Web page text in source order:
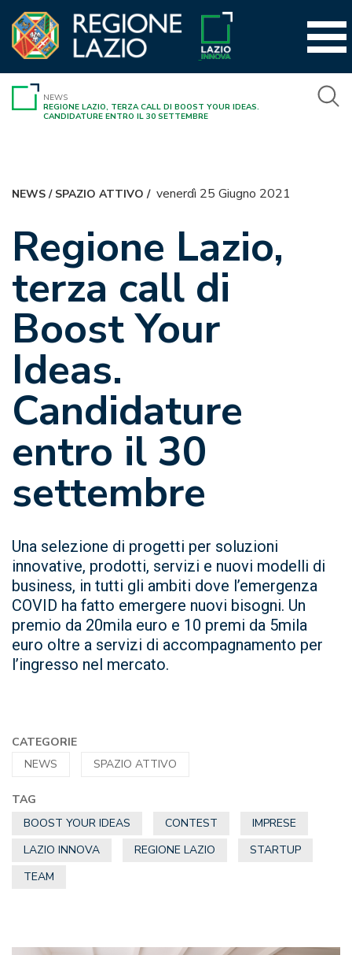
contenuto
NEWS
REGIONE LAZIO, TERZA CALL DI BOOST YOUR IDEAS.
CANDIDATURE ENTRO IL 30 SETTEMBRE
NEWS/ SPAZIO ATTIVO / venerdì 25 Giugno 2021
Regione Lazio,
terza call di
Boost Your
Ideas.
Candidature
entro il 30
settembre
Una selezione di progetti per soluzioni
innovative, prodotti, servizi e nuovi modelli di
business, in tutti gli ambiti dove l’emergenza
COVID ha fatto emergere nuovi bisogni. Un
premio da 20mila euro e 10 premi da 5mila
euro oltre a servizi di accompagnamento per
l’ingresso nel mercato.
CATEGORIE
NEWS
SPAZIO ATTIVO
TAG
BOOST YOUR IDEAS
CONTEST
IMPRESE
LAZIO INNOVA
REGIONE LAZIO
STARTUP
TEAM